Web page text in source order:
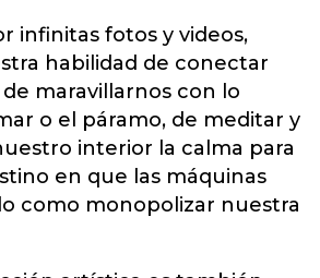
infinitas fotos y videos,
habilidad de conectar
maravillarnos con lo
o el páramo, de meditar y
interior la calma para
en que las máquinas
como monopolizar nuestra